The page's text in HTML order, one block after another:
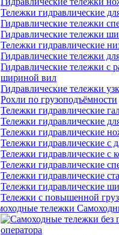
Тележки гидравлические
Гидравлические тележки
Гидравлические тележки
Тележки гидравлические
Гидравлические тележки
Гидравлические тележки с
шириной вил
Гидравлические тележки
Рохли по грузоподъёмности
Тележки гидравлические
Тележки гидравлические
Тележки гидравлические
Тележки гидравлические с
Тележки гидравлические с
Тележки гидравлические
Тележки гидравлические
Тележки гидравлические
Тележки с повышенной